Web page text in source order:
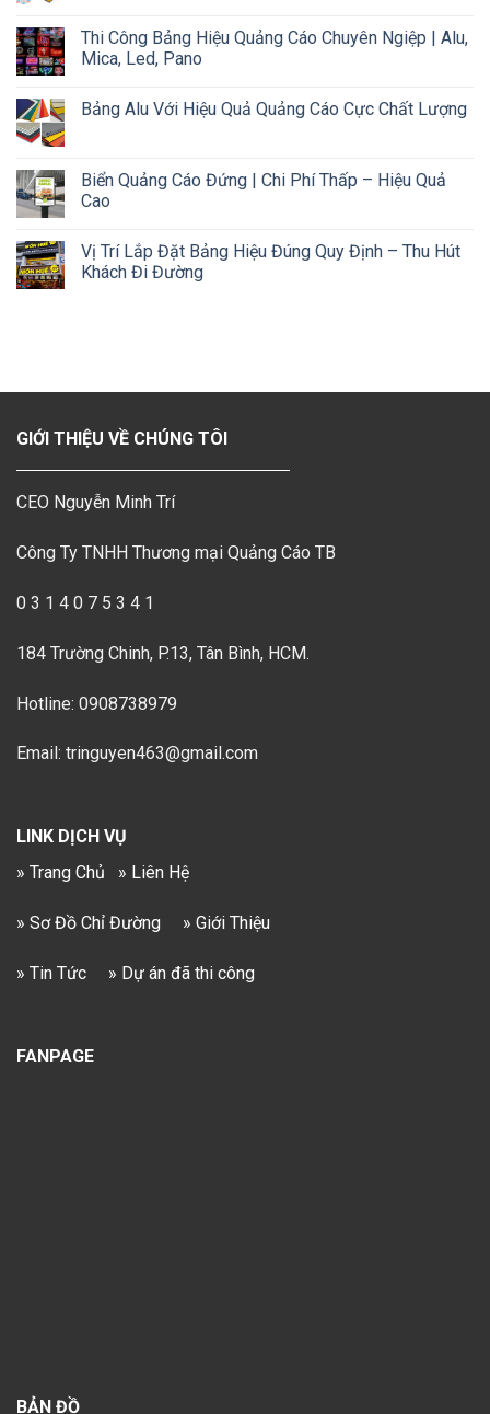
Thi Công Bảng Hiệu Quảng Cáo Chuyên Ngiệp | Alu,
Mica, Led, Pano
Bảng Alu Với Hiệu Quả Quảng Cáo Cực Chất Lượng
Biển Quảng Cáo Đứng | Chi Phí Thấp – Hiệu Quả
Cao
Vị Trí Lắp Đặt Bảng Hiệu Đúng Quy Định – Thu Hút
Khách Đi Đường
GIỚI THIỆU VỀ CHÚNG TÔI
CEO Nguyễn Minh Trí
Công Ty TNHH Thương mại Quảng Cáo TB
0 3 1 4 0 7 5 3 4 1
184 Trường Chinh, P.13, Tân Bình, HCM.
Hotline: 0908738979
Email: tringuyen463@gmail.com
LINK DỊCH VỤ
» Trang Chủ
» Liên Hệ
» Sơ Đồ Chỉ Đường » Giới Thiệu
» Tin Tức » Dự án đã thi công
FANPAGE
BẢN ĐỒ